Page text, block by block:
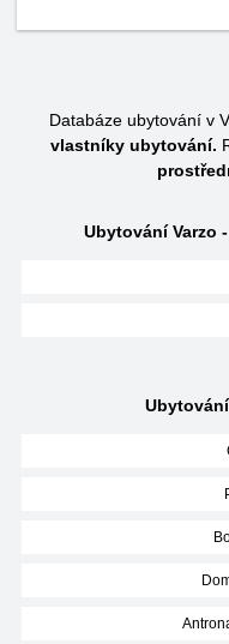
Databáze ubytování v
vlastníky ubytování.
Ubytování Varzo